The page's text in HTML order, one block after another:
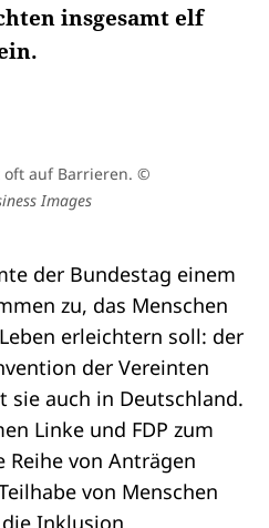
insgesamt elf
auf Barrieren. ©
Images
der Bundestag einem
zu, das Menschen
erleichtern soll: der
der Vereinten
sie auch in Deutschland.
Linke und FDP zum
Reihe von Anträgen
von Menschen
Inklusion